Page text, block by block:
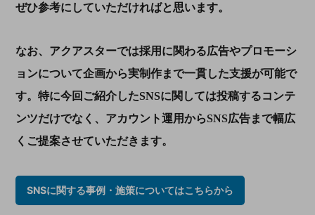
ぜひ参考にしていただければと思います。
なお、アクアスターでは採用に関わる広告やプロモーシ
ョンについて企画から実制作まで一貫した支援が可能で
す。特に今回ご紹介したSNSに関しては投稿するコンテ
ンツだけでなく、アカウント運用からSNS広告まで幅広
くご提案させていただきます。
SNSに関する事例・施策についてはこちらから